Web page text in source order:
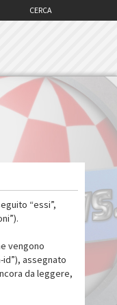
CERCA
“essi”,
vengono
assegnato
da leggere,